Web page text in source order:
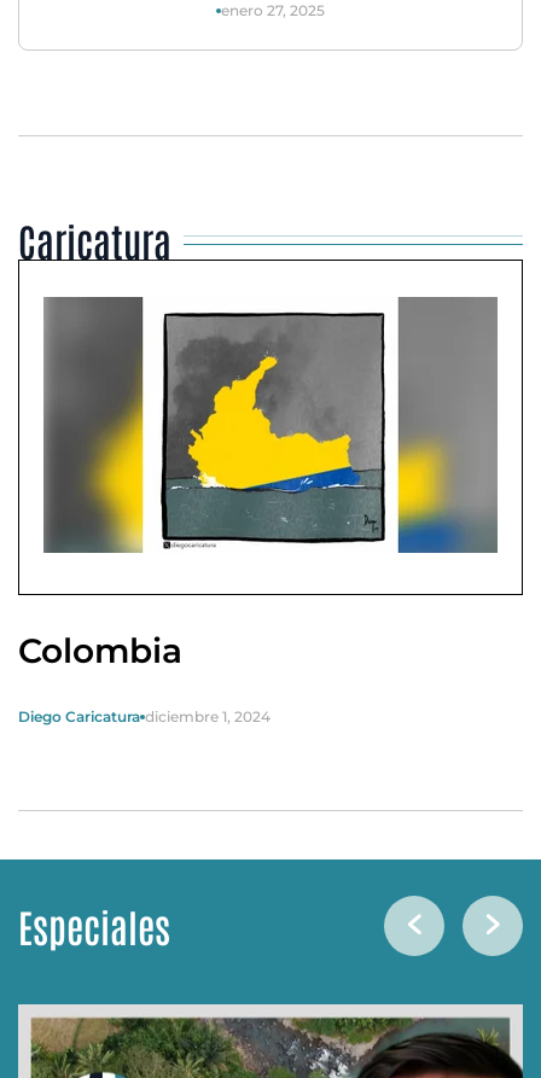
enero 27, 2025
Caricatura
Colombia
Diego Caricatura diciembre 1, 2024
Especiales